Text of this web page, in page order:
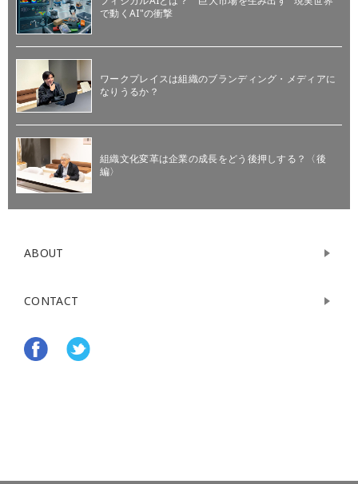
で動くAI"の衝撃
ワークプレイスは組織のブランディング・メディアに
なりうるか？
組織文化変革は企業の成長をどう後押しする？〈後
編〉
ABOUT
CONTACT